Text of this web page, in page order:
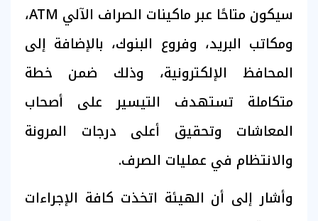
سيكون متاحًا عبر ماكينات الصراف الآلي ATM،
ومكاتب البريد، وفروع البنوك، بالإضافة إلى
المحافظ الإلكترونية، وذلك ضمن خطة
متكاملة تستهدف التيسير على أصحاب
المعاشات وتحقيق أعلى درجات المرونة
والانتظام في عمليات الصرف.
وأشار إلى أن الهيئة اتخذت كافة الإجراءات